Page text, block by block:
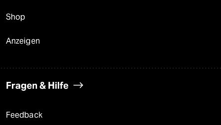
Shop
Anzeigen
Fragen & Hilfe
Feedback